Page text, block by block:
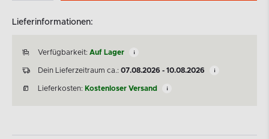
Lieferinformationen:
Verfügbarkeit: Auf Lager
Dein Lieferzeitraum ca.: 07.08.2026 - 10.08.2026
Lieferkosten: Kostenloser Versand